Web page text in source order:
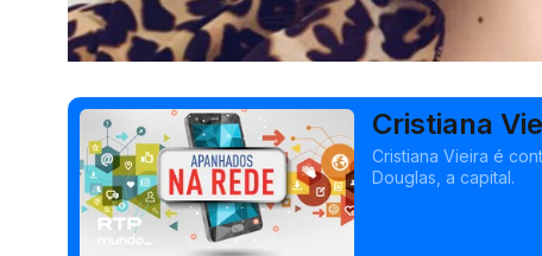
Cristiana
Cristiana Vieira é
Douglas, a capital.